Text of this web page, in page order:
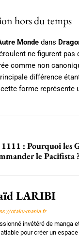
hors du temps
Monde dans
ne figurent
comme non
différence
forme représente
: Pourquoi les
le Pacifista
LARIBI
otaku-mania.fr
invétéré de manga
pour créer un